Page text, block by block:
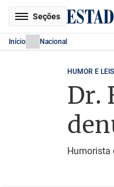
Seções
Início Nacional
HUMOR E LEIS
Dr.
Humorista